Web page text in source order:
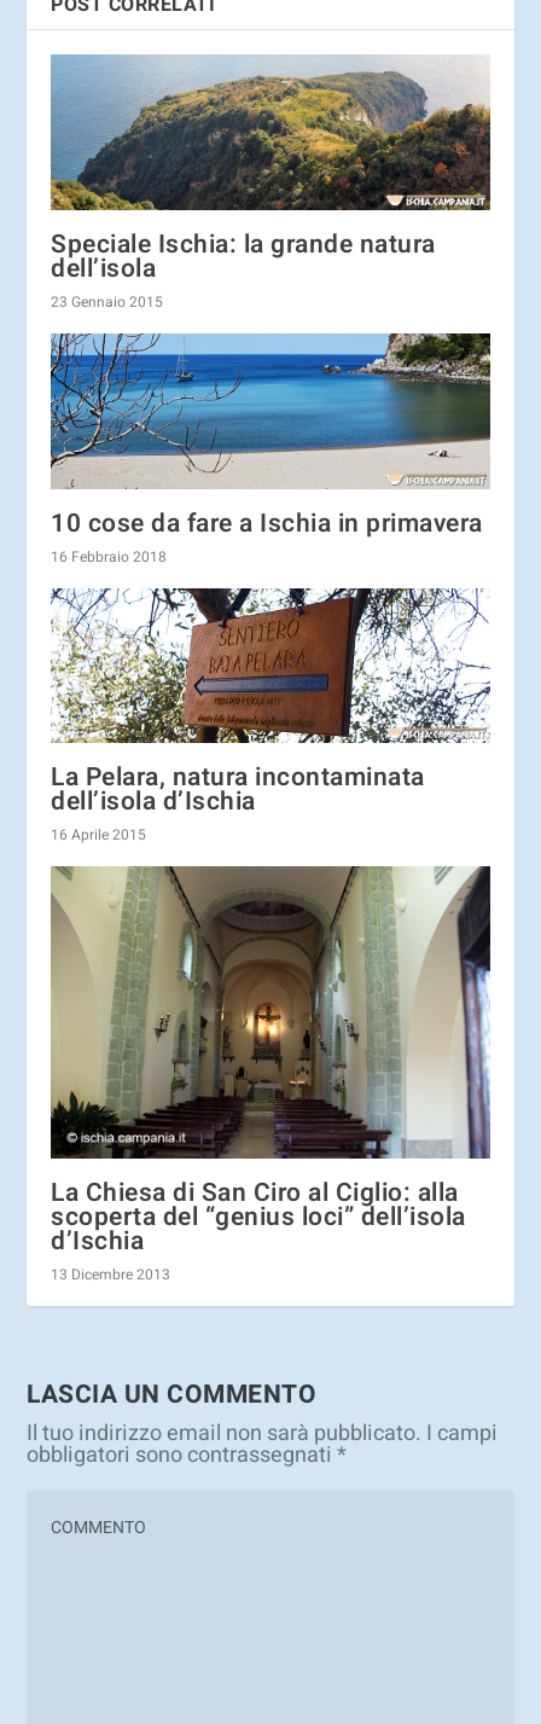
Speciale Ischia: la grande natura
dell’isola
23 Gennaio 2015
10 cose da fare a Ischia in primavera
16 Febbraio 2018
La Pelara, natura incontaminata
dell’isola d’Ischia
16 Aprile 2015
La Chiesa di San Ciro al Ciglio: alla
scoperta del “genius loci” dell’isola
d’Ischia
13 Dicembre 2013
LASCIA UN COMMENTO
Il tuo indirizzo email non sarà pubblicato. I campi
obbligatori sono contrassegnati*